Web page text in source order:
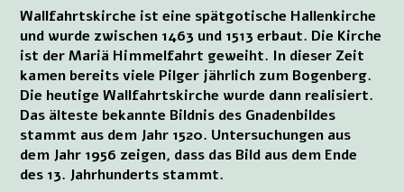
Wallfahrtskirche ist eine spätgotische Hallenkirche
und wurde zwischen 1463 und 1513 erbaut. Die Kirche
ist der Mariä Himmelfahrt geweiht. In dieser Zeit
kamen bereits viele Pilger jährlich zum Bogenberg.
Die heutige Wallfahrtskirche wurde dann realisiert.
Das älteste bekannte Bildnis des Gnadenbildes
stammt aus dem Jahr 1520. Untersuchungen aus
dem Jahr 1956 zeigen, dass das Bild aus dem Ende
des 13. Jahrhunderts stammt.